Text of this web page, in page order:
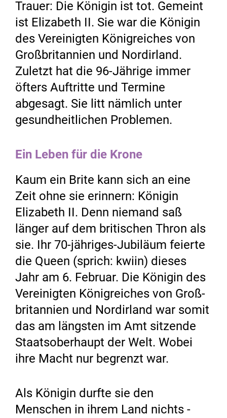
Trauer: Die Königin ist tot. Gemeint
ist Elizabeth II. Sie war die Königin
des Vereinigten Königreiches von
Großbritannien und Nordirland.
Zuletzt hat die 96-Jährige immer
öfters Auftritte und Termine
abgesagt. Sie litt nämlich unter
gesundheitlichen Problemen.
Ein Leben für die Krone
Kaum ein Brite kann sich an eine
Zeit ohne sie erinnern: Königin
Elizabeth II. Denn ­niemand saß
länger auf dem ­britischen Thron als
sie. Ihr 70-jähriges-Jubiläum feierte
die Queen (sprich: kwiin) dieses
Jahr am 6. Februar. Die Königin des
Vereinigten Königreiches von Groß­
britannien und Nordirland war somit
das am längsten im Amt sitzende
Staatsoberhaupt der Welt. Wobei
ihre Macht nur begrenzt war.
Als Königin durfte sie den
Menschen in ihrem Land nichts ­